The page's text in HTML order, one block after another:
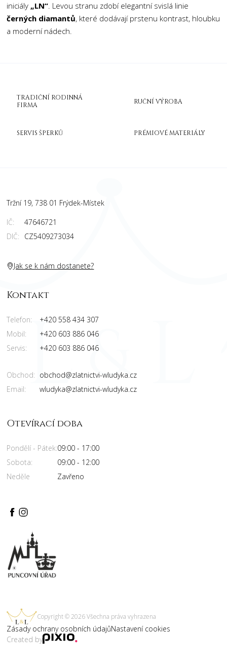
iniciály „LN“. Levou stranu zdobí elegantní svislá linie
černých diamantů, které dodávají prstenu kontrast, hloubku
a moderní nádech.
TRADIČNÍ RODINNÁ
FIRMA
RUČNÍ VÝROBA
SERVIS ŠPERKŮ PRÉMIOVÉ MATERIÁLY
Tržní 19, 738 01 Frýdek-Místek
IČ:
47646721
DIČ:
CZ5409273034
Jak se k nám dostanete?
Kontakt
Telefon:
+420 558 434 307
Mobil:
+420 603 886 046
Servis:
+420 603 886 046
Obchod: obchod@zlatnictvi-wludyka.cz
Email:
wludyka@zlatnictvi-wludyka.cz
Otevírací doba
Pondělí - Pátek:09:00 - 17:00
Sobota:
09:00 - 12:00
Neděle
Zavřeno
Copyright © 2026 Všechna práva vyhrazena
Zásady ochrany osobních údajůNastavení cookies
Created by